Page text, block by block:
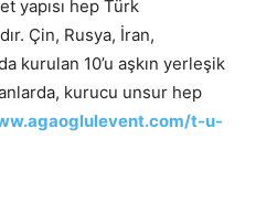
yapısı hep Türk
Çin, Rusya, İran,
kurulan 10’u aşkın yerleşik
kurucu unsur hep
t-u-